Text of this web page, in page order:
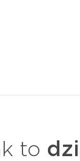
to